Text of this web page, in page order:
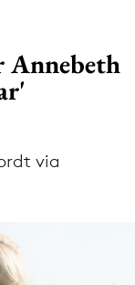
Adformatie
Annebeth
via